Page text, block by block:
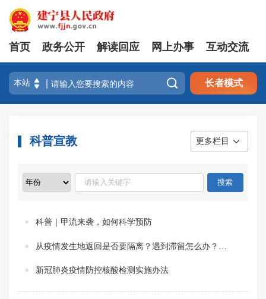
首页 政务公开 解读回应 网上办事 互动交流
 长者模式
科普宣教 更多栏目
科普｜甲流来袭，如何科学预防
新冠肺炎疫情防控核酸检测实施办法